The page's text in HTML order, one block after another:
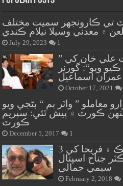
4 آگسٽ تي ڪارونجهر سميت مختلف
۾ معدني وسيلا نيلام ڪندي
July 29, 2023 1
” فرزند ڪراچي لياقت علي خان کي
ويو“: گورنر
عمران اسماعيل
October 17, 2021
معاملو ” واٽر بم “ بڻجي ويو
ڪورٽ ۾ پيش ٿئي: سپريم
ڪورٽ
December 5, 2017 1
هزار خان بجاراڻي کي هڪ ۽ فريحا کي 3
جناح اسپتال
سيمي جمالي
February 2, 2018